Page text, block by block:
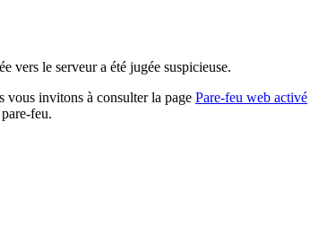
vers le serveur a été jugée suspicieuse.
vous invitons à consulter la page Pare-feu web activé
feu.